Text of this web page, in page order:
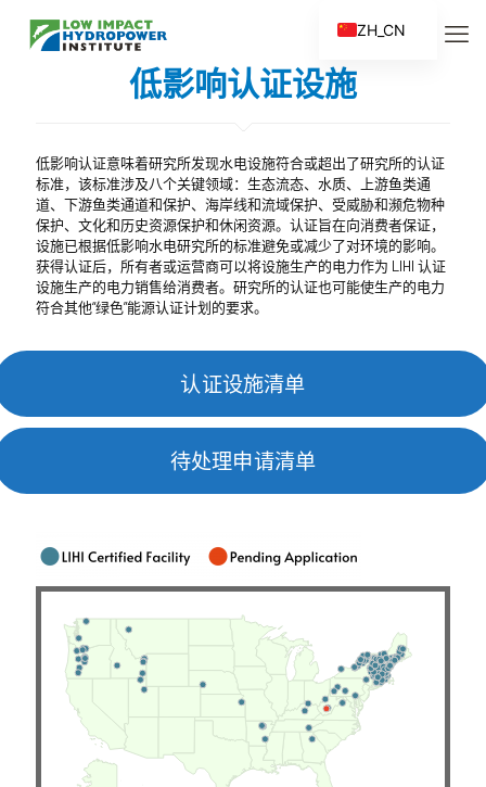
低影响认证设施
低影响认证意味着研究所发现水电设施符合或超出了研究所的认证
标准，该标准涉及八个关键领域：生态流态、水质、上游鱼类通
道、下游鱼类通道和保护、海岸线和流域保护、受威胁和濒危物种
保护、文化和历史资源保护和休闲资源。认证旨在向消费者保证，
设施已根据低影响水电研究所的标准避免或减少了对环境的影响。
获得认证后，所有者或运营商可以将设施生产的电力作为 LIHI 认证
设施生产的电力销售给消费者。研究所的认证也可能使生产的电力
符合其他“绿色”能源认证计划的要求。
认证设施清单
待处理申请清单
ZH_CN
ZH